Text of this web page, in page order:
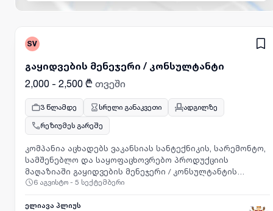
SV
გაყიდვების მენეჯერი / კონსულტანტი
2,000 - 2,500 ₾ თვეში
3 წლამდე სრული განაკვეთი
ადგილზე
რეზიუმეს გარეშე
კომპანია აცხადებს ვაკანსიას სანტექნიკის, სარემონტო,
სამშენებლო და საყოფაცხოვრებო პროდუქციის
მაღაზიაში გაყიდვების მენეჯერი / კონსულტანტის
პოზიციაზე (მამაკაცი).
6 აგვისტო - 5 სექტემბერი
ელიავა პლიუს